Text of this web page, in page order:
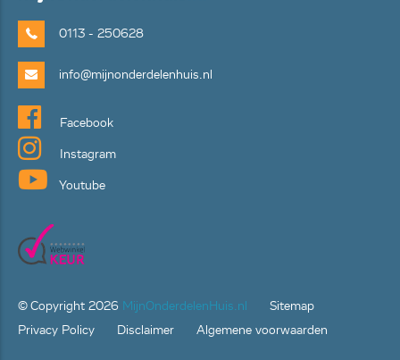
0113 - 250628
info@mijnonderdelenhuis.nl
Facebook
Instagram
Youtube
© Copyright 2026 MijnOnderdelenHuis.nl
Sitemap
Privacy Policy
Disclaimer Algemene voorwaarden